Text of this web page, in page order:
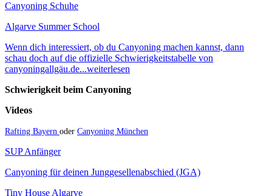
Canyoning Schuhe
Algarve Summer School
Wenn dich interessiert, ob du Canyoning machen kannst, dann
schau doch auf die offizielle Schwierigkeitstabelle von
canyoningallgäu.de...weiterlesen
Schwierigkeit beim Canyoning
Videos
Rafting Bayern oder Canyoning München
SUP Anfänger
Canyoning für deinen Junggesellenabschied (JGA)
Tiny House Algarve